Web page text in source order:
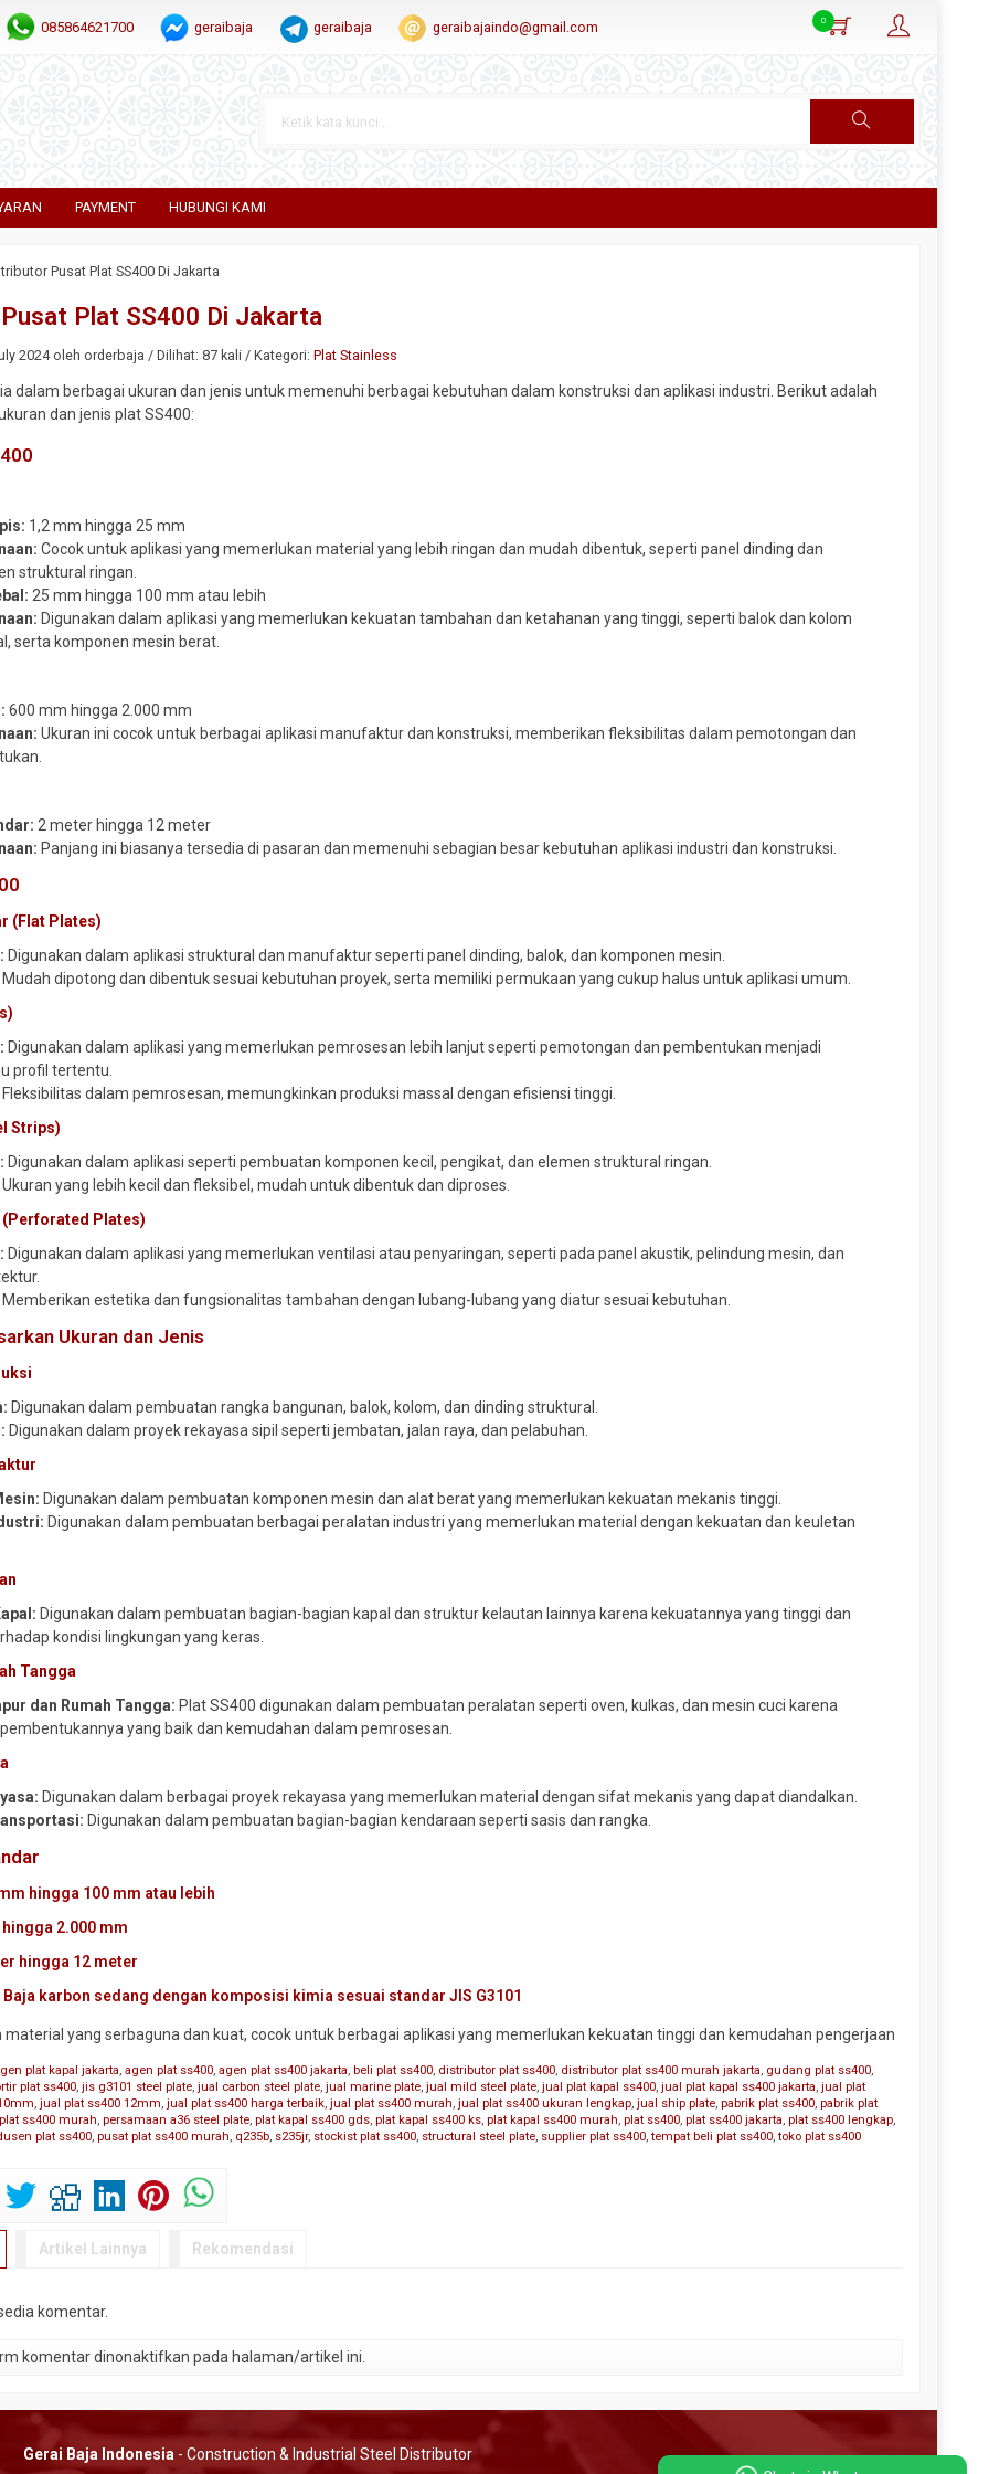
085864621700 geraibaja geraibaja geraibajaindo@gmail.com 0
PAYMENT HUBUNGI KAMI
Pusat Plat SS400 Di Jakarta
Plat SS400 Di Jakarta
2024 oleh orderbaja / Dilihat: 87 kali / Kategori:Plat Stainless
dalam berbagai ukuran dan jenis untuk memenuhi berbagai kebutuhan dalam konstruksi dan aplikasi industri. Berikut adalah
dan jenis plat SS400:
1,2 mm hingga 25 mm
Cocok untuk aplikasi yang memerlukan material yang lebih ringan dan mudah dibentuk, seperti panel dinding dan
struktural ringan.
25 mm hingga 100 mm atau lebih
Digunakan dalam aplikasi yang memerlukan kekuatan tambahan dan ketahanan yang tinggi, seperti balok dan kolom
serta komponen mesin berat.
600 mm hingga 2.000 mm
Ukuran ini cocok untuk berbagai aplikasi manufaktur dan konstruksi, memberikan fleksibilitas dalam pemotongan dan
2 meter hingga 12 meter
Panjang ini biasanya tersedia di pasaran dan memenuhi sebagian besar kebutuhan aplikasi industri dan konstruksi.
(Flat Plates)
Digunakan dalam aplikasi struktural dan manufaktur seperti panel dinding, balok, dan komponen mesin.
Mudah dipotong dan dibentuk sesuai kebutuhan proyek, serta memiliki permukaan yang cukup halus untuk aplikasi umum.
Digunakan dalam aplikasi yang memerlukan pemrosesan lebih lanjut seperti pemotongan dan pembentukan menjadi
profil tertentu.
Fleksibilitas dalam pemrosesan, memungkinkan produksi massal dengan efisiensi tinggi.
Strips)
Digunakan dalam aplikasi seperti pembuatan komponen kecil, pengikat, dan elemen struktural ringan.
Ukuran yang lebih kecil dan fleksibel, mudah untuk dibentuk dan diproses.
(Perforated Plates)
Digunakan dalam aplikasi yang memerlukan ventilasi atau penyaringan, seperti pada panel akustik, pelindung mesin, dan
Memberikan estetika dan fungsionalitas tambahan dengan lubang-lubang yang diatur sesuai kebutuhan.
Ukuran dan Jenis
Digunakan dalam pembuatan rangka bangunan, balok, kolom, dan dinding struktural.
Digunakan dalam proyek rekayasa sipil seperti jembatan, jalan raya, dan pelabuhan.
Digunakan dalam pembuatan komponen mesin dan alat berat yang memerlukan kekuatan mekanis tinggi.
Digunakan dalam pembuatan berbagai peralatan industri yang memerlukan material dengan kekuatan dan keuletan
Digunakan dalam pembuatan bagian-bagian kapal dan struktur kelautan lainnya karena kekuatannya yang tinggi dan
kondisi lingkungan yang keras.
Tangga
dan Rumah Tangga: Plat SS400 digunakan dalam pembuatan peralatan seperti oven, kulkas, dan mesin cuci karena
yang baik dan kemudahan dalam pemrosesan.
Digunakan dalam berbagai proyek rekayasa yang memerlukan material dengan sifat mekanis yang dapat diandalkan.
Digunakan dalam pembuatan bagian-bagian kendaraan seperti sasis dan rangka.
hingga 100 mm atau lebih
2.000 mm
hingga 12 meter
Baja karbon sedang dengan komposisi kimia sesuai standar JIS G3101
material yang serbaguna dan kuat, cocok untuk berbagai aplikasi yang memerlukan kekuatan tinggi dan kemudahan pengerjaan
plat kapal jakarta,agen plat ss400,agen plat ss400 jakarta,beli plat ss400, distributor plat ss400, distributor plat ss400 murah jakarta, gudang plat ss400,
plat ss400,jis g3101 steel plate,jual carbon steel plate,jual marine plate,jual mild steel plate,jual plat kapal ss400,jual plat kapal ss400 jakarta,jual plat
,jual plat ss400 12mm,jual plat ss400 harga terbaik,jual plat ss400 murah,jual plat ss400 ukuran lengkap,jual ship plate,pabrik plat ss400,pabrik plat
ss400 murah,persamaan a36 steel plate,plat kapal ss400 gds,plat kapal ss400 ks,plat kapal ss400 murah,plat ss400,plat ss400 jakarta,plat ss400 lengkap,
plat ss400,pusat plat ss400 murah, q235b,s235jr,stockist plat ss400,structural steel plate,supplier plat ss400,tempat beli plat ss400,toko plat ss400
Artikel Lainnya Rekomendasi
komentar.
komentar dinonaktifkan pada halaman/artikel ini.
Gerai Baja Indonesia - Construction & Industrial Steel Distributor